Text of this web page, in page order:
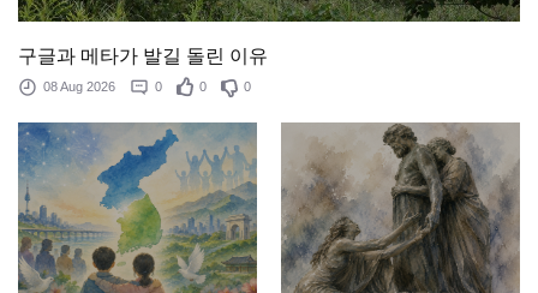
구글과 메타가 발길 돌린 이유
08 Aug 2026 0 0 0